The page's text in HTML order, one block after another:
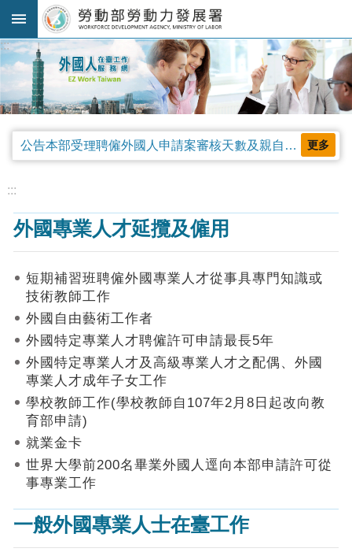
跳到主要內容區塊
進
階
搜
尋
規
公
告
及
釋
查
作
申
及
工
:::
公告本部受理聘僱外國人申請案審核天數及親自領件相關事項，並自中華民國115年4月13日生效。 更多
:::
外國專業人才延攬及僱用
短期補習班聘僱外國專業人才從事具專門知識或
技術教師工作
外國自由藝術工作者
外國特定專業人才聘僱許可申請最長5年
外國特定專業人才及高級專業人才之配偶、外國
專業人才成年子女工作
學校教師工作(學校教師自107年2月8日起改向教
育部申請)
就業金卡
世界大學前200名畢業外國人逕向本部申請許可從
事專業工作
一般外國專業人士在臺工作